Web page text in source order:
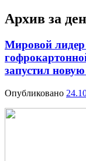
Архив за
Мировой лидер
запустил
Опубликовано